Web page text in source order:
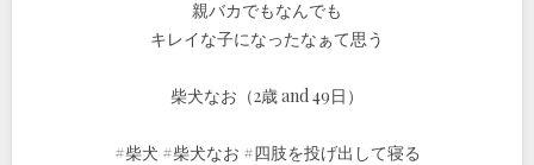
親バカでもなんでも
キレイな子になったなぁて思う
柴犬なお（2歳 and 49日）
#柴犬 #柴犬なお #四肢を投げ出して寝る